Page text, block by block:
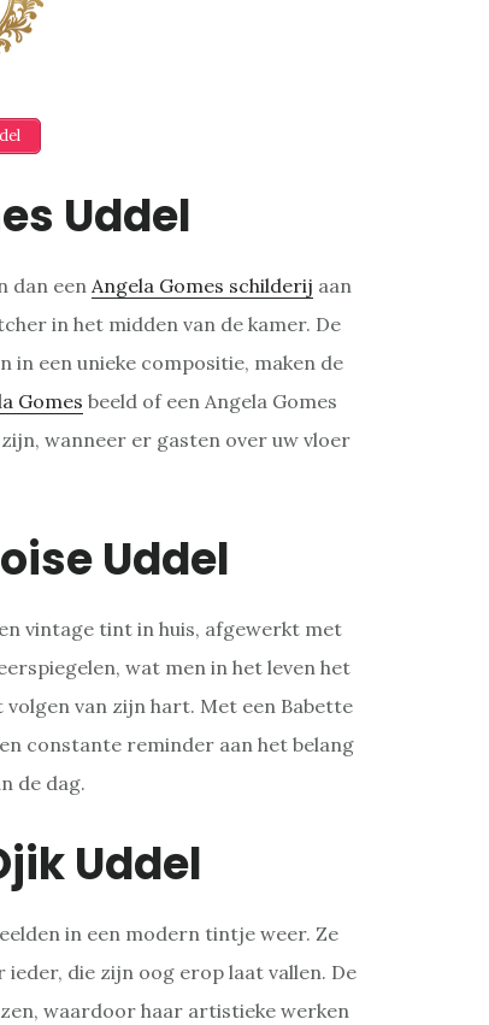
Uddel
dan een Angela Gomes schilderij aan
in het midden van de kamer. De
in een unieke compositie, maken de
Gomes beeld of een Angela Gomes
wanneer er gasten over uw vloer
Uddel
vintage tint in huis, afgewerkt met
wat men in het leven het
van zijn hart. Met een Babette
constante reminder aan het belang
de dag.
Uddel
in een modern tintje weer. Ze
die zijn oog erop laat vallen. De
waardoor haar artistieke werken